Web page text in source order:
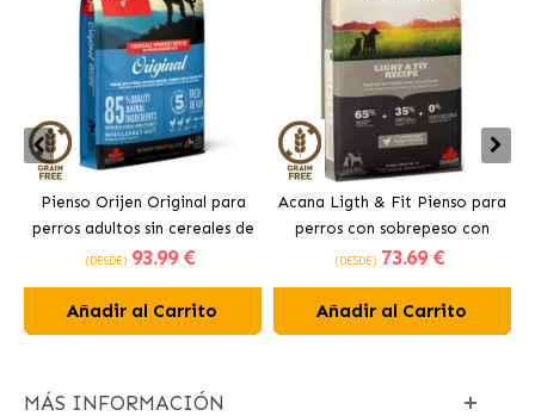
Pienso Orijen Original para
perros adultos sin cereales de
pollo
(DESDE) 93.99 €
Añadir al Carrito
Acana Ligth & Fit Pienso para
perros con sobrepeso con
pollo fresco
(DESDE) 73.69 €
Añadir al Carrito
MÁS INFORMACIÓN